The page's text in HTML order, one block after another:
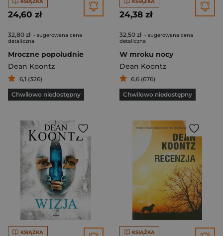
24,60 zł
32,80 zł - sugerowana cena
detaliczna
Mroczne popołudnie
Dean Koontz
6,1 (326)
Chwilowo niedostępny
24,38 zł
32,50 zł - sugerowana cena
detaliczna
W mroku nocy
Dean Koontz
6,6 (676)
Chwilowo niedostępny
KSIĄŻKA KSIĄŻKA